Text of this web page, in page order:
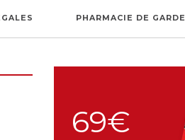
PHARMACIE DE GARDE
69€